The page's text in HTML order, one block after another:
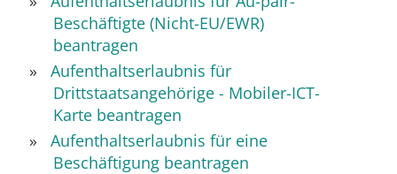
Beschäftigte (Nicht-EU/EWR)
beantragen
Aufenthaltserlaubnis für
Drittstaatsangehörige - Mobiler-ICT-
Karte beantragen
Aufenthaltserlaubnis für eine
Beschäftigung beantragen